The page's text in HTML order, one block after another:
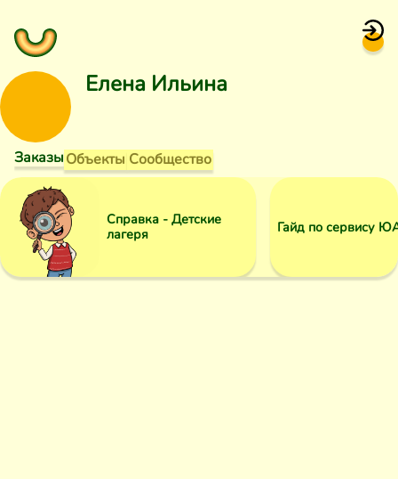
Елена Ильина
ЗаказыОбъекты Сообщество
Справка - Детские
лагеря
Гайд по сервису